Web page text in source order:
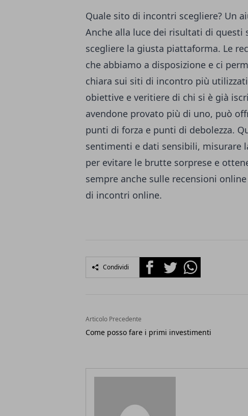
Quale sito di incontri scegliere? Un
Anche alla luce dei risultati di
scegliere la giusta piattaforma. Le
che abbiamo a disposizione e ci
chiara sui siti di incontro più utilizzati
obiettive e veritiere di chi si è già
avendone provato più di uno, può
punti di forza e punti di debolezza.
sentimenti e dati sensibili, misurare
per evitare le brutte sorprese e
sempre anche sulle recensioni
di incontri online.
Condividi FacebookTwitterWhatsapp
Articolo Precedente
Come posso fare i primi investimenti